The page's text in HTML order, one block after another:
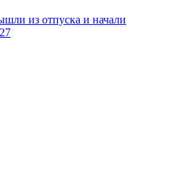
из отпуска и начали